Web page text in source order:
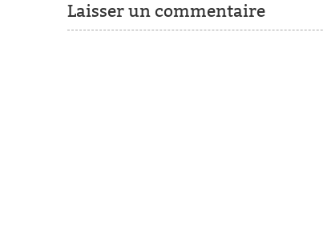
Laisser un commentaire